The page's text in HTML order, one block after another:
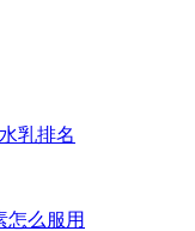
乳排名
怎么服用